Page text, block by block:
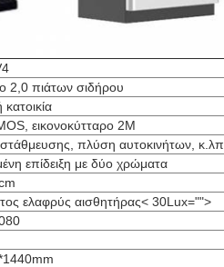
2,0 πιάτων σιδήρου
εικονοκύτταρο 2M
πλύση αυτοκινήτων, κ.λπ.
επίδειξη με δύο χρώματα
ελαφρύς αισθητήρας< 30Lux="">